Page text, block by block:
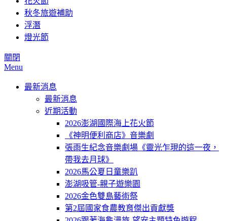
秋冬旅遊補助
浮潛
燈光節
關閉
Menu
最新消息
最新消息
近期活動
2026澎湖國際海上花火節
《神明便利商店》音樂劇
張雨生紀念音樂劇場《靈光乍現的這一夜，
帶我去月球》
2026馬公夏日童樂趴
澎湖吸管-親子遊樂園
2026金色雙島藝術祭
第2屆國家食農教育傑出貢獻獎